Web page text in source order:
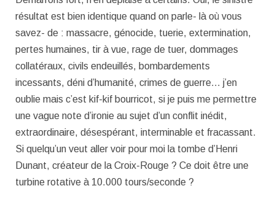
résultat est bien identique quand on parle- là où vous
savez- de : massacre, génocide, tuerie, extermination,
pertes humaines, tir à vue, rage de tuer, dommages
collatéraux, civils endeuillés, bombardements
incessants, déni d’humanité, crimes de guerre… j’en
oublie mais c’est kif-kif bourricot, si je puis me permettre
une vague note d’ironie au sujet d’un conflit inédit,
extraordinaire, désespérant, interminable et fracassant.
Si quelqu’un veut aller voir pour moi la tombe d’Henri
Dunant, créateur de la Croix-Rouge ? Ce doit être une
turbine rotative à 10.000 tours/seconde ?